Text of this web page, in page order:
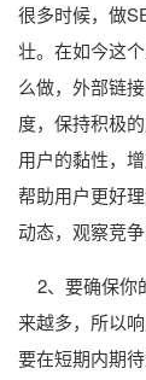
很多时候，做
壮。在如今这
么做，外部链
度，保持积极
用户的黏性，
帮助用户更好
动态，观察竞
2、要确保你
来越多，所以
要在短期内期